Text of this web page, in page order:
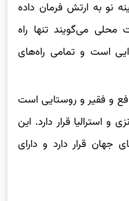
محلی می‌گویند تنها راه
است و تمامی راه‌های
و فقیر و روستایی است
و استرالیا قرار دارد. این
جهان قرار دارد و دارای